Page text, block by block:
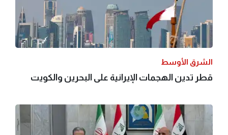
الشرق الأوسط
قطر تدين الهجمات الإيرانية على البحرين والكويت